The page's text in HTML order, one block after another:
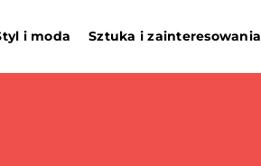
i moda Sztuka i zainteresowania